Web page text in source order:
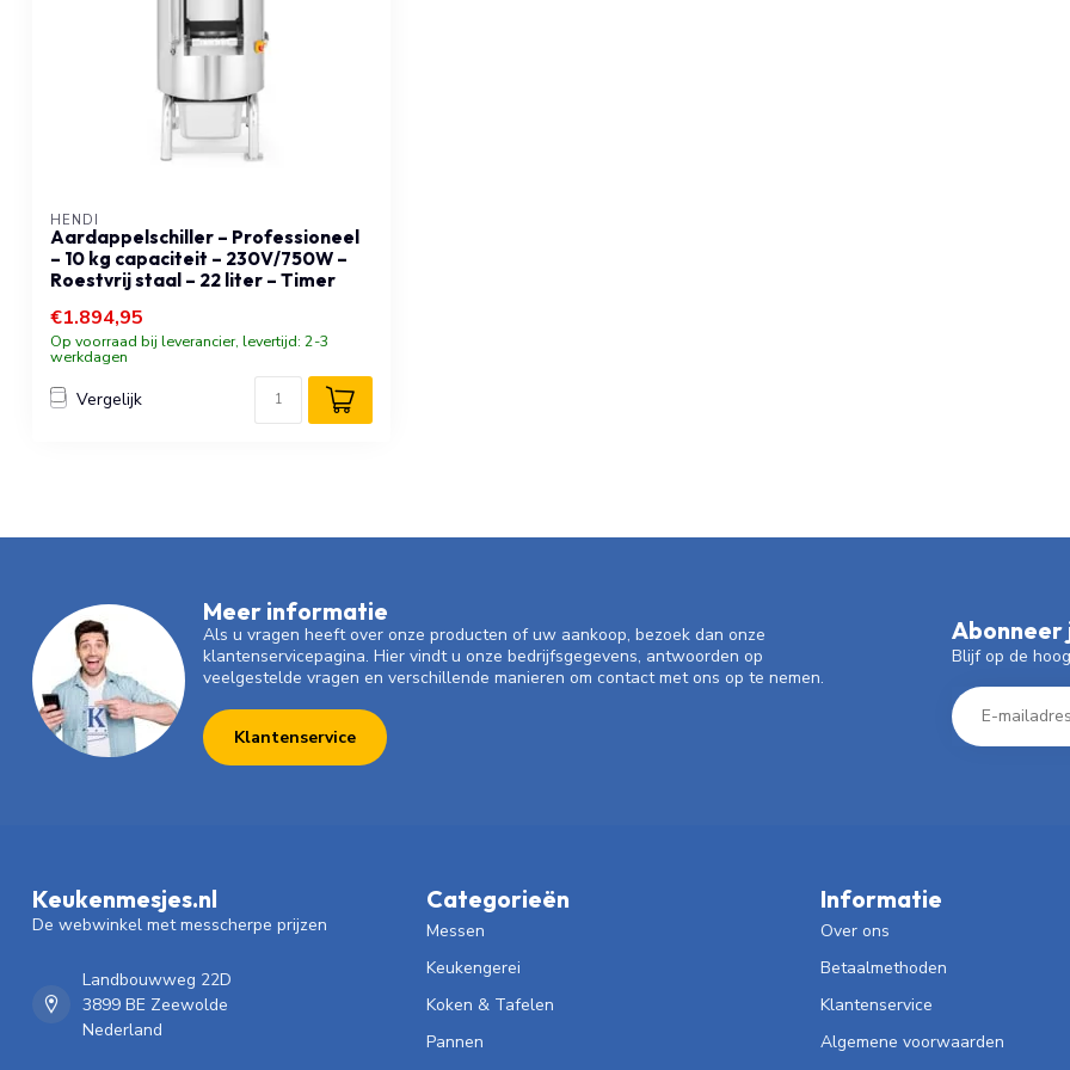
HENDI
Aardappelschiller – Professioneel
– 10 kg capaciteit – 230V/750W –
Roestvrij staal – 22 liter – Timer
€1.894,95
Op voorraad bij leverancier, levertijd: 2-3
werkdagen
Vergelijk
Meer informatie
Als u vragen heeft over onze producten of uw aankoop, bezoek dan onze
klantenservicepagina. Hier vindt u onze bedrijfsgegevens, antwoorden op
veelgestelde vragen en verschillende manieren om contact met ons op te nemen.
Klantenservice
Abonneer
Blijf op de
Keukenmesjes.nl
De webwinkel met messcherpe prijzen
Landbouwweg 22D
3899 BE Zeewolde
Nederland
Categorieën
Messen
Keukengerei
Koken & Tafelen
Pannen
Informatie
Over ons
Betaalmethoden
Klantenservice
Algemene voorwaarden